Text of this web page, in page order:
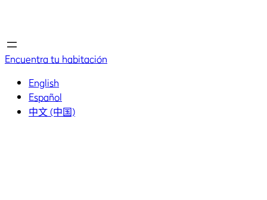
Encuentra tu habitación
English
Español
中文 (中国)